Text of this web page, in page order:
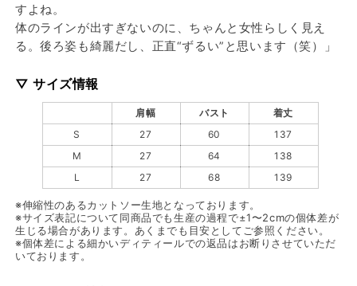
すよね。
体のラインが出すぎないのに、ちゃんと女性らしく見え
る。後ろ姿も綺麗だし、正直“ずるい”と思います（笑）」
▽ サイズ情報
肩幅 バスト
着丈
S
27 60
137
M
27 64
138
L
27 68 139
※伸縮性のあるカットソー生地となっております。
※サイズ表記について同商品でも生産の過程で±1〜2cmの個体差が
生じる場合があります。あくまでも目安としてご参照ください。
※個体差による細かいディティールでの返品はお断りさせていただ
いております。